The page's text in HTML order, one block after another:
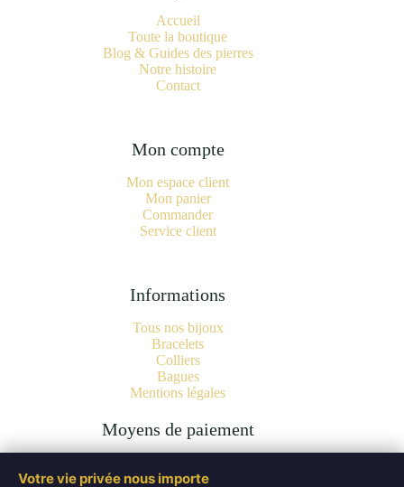
Accueil
Toute la boutique
Blog & Guides des pierres
Notre histoire
Contact
Mon compte
Mon espace client
Mon panier
Commander
Service client
Informations
Tous nos bijoux
Bracelets
Colliers
Bagues
Mentions légales
Moyens de paiement
Votre vie privée nous importe